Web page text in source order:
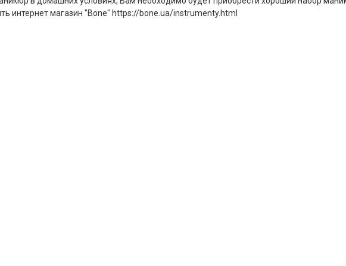
интернет магазин "Bone" https://bone.ua/instrumenty.html